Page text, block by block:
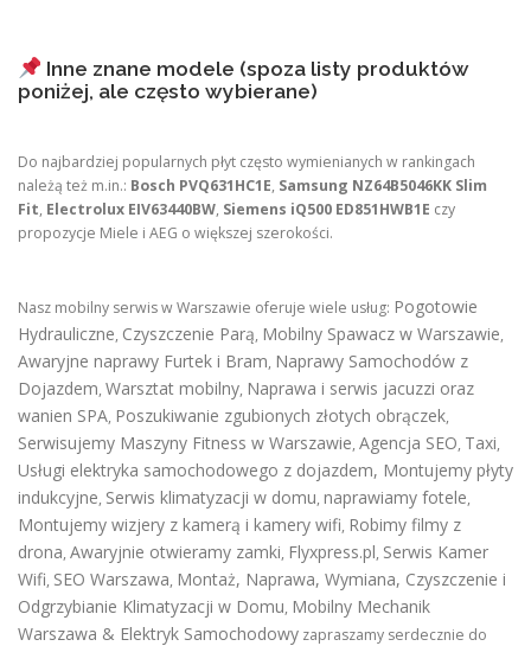
Inne znane modele (spoza listy produktów
poniżej, ale często wybierane)
Do najbardziej popularnych płyt często wymienianych w rankingach
należą też m.in.: Bosch PVQ631HC1E, Samsung NZ64B5046KK Slim
Fit, Electrolux EIV63440BW, Siemens iQ500 ED851HWB1E czy
propozycje Miele i AEG o większej szerokości.
Nasz mobilny serwis w Warszawie oferuje wiele usług: Pogotowie
Hydrauliczne, Czyszczenie Parą, Mobilny Spawacz w Warszawie,
Awaryjne naprawy Furtek i Bram, Naprawy Samochodów z
Dojazdem, Warsztat mobilny, Naprawa i serwis jacuzzi oraz
wanien SPA, Poszukiwanie zgubionych złotych obrączek,
Serwisujemy Maszyny Fitness w Warszawie, Agencja SEO, Taxi,
Usługi elektryka samochodowego z dojazdem, Montujemy płyty
indukcyjne, Serwis klimatyzacji w domu, naprawiamy fotele,
Montujemy wizjery z kamerą i kamery wifi, Robimy filmy z
drona, Awaryjnie otwieramy zamki, Flyxpress.pl, Serwis Kamer
Wifi, SEO Warszawa, Montaż, Naprawa, Wymiana, Czyszczenie i
Odgrzybianie Klimatyzacji w Domu, Mobilny Mechanik
Warszawa & Elektryk Samochodowy zapraszamy serdecznie do